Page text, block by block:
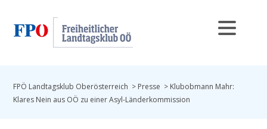
FPÖ Landtagsklub Oberösterreich > Presse > Klubobmann Mahr:
Klares Nein aus OÖ zu einer Asyl-Länderkommission